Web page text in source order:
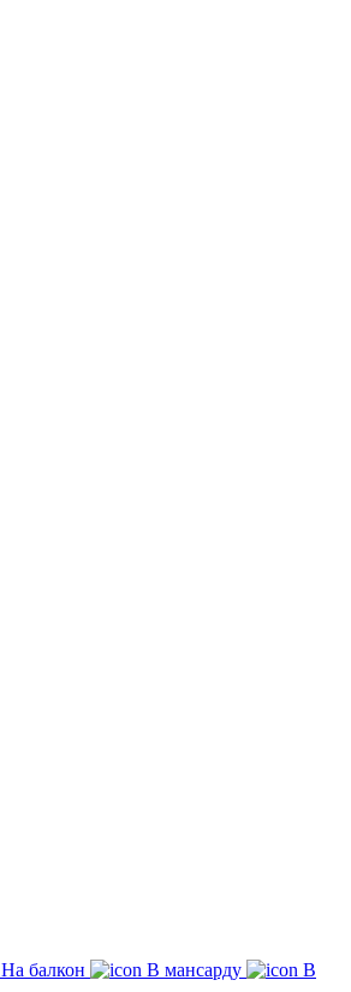
На балкон В мансарду
В